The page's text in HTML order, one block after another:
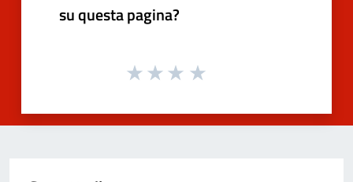
su questa pagina?